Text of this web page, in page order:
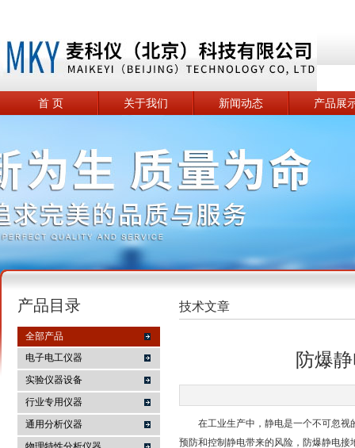
麦科仪（北京）科技有限公司
首 页 关于我们 新闻动态 产品展
产品目录
全部产品
电子电工仪器
实验仪器设备
行业专用仪器
通用分析仪器
技术文章
防爆
在工业生产中，静电是一个不可忽视
预防和控制静电带来的风险，防爆静电